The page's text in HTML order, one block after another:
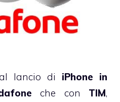
lancio di iPhone in
che con TIM,